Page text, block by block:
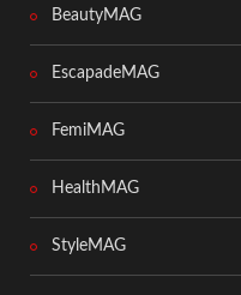
BeautyMAG
EscapadeMAG
FemiMAG
HealthMAG
StyleMAG